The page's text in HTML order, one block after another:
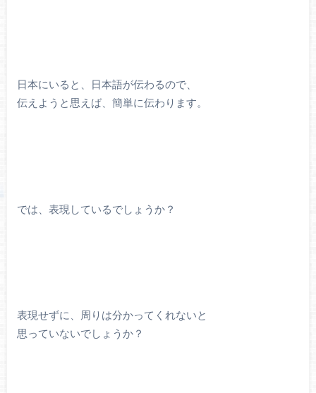
日本にいると、日本語が伝わるので、
伝えようと思えば、簡単に伝わります。
では、表現しているでしょうか？
表現せずに、周りは分かってくれないと
思っていないでしょうか？